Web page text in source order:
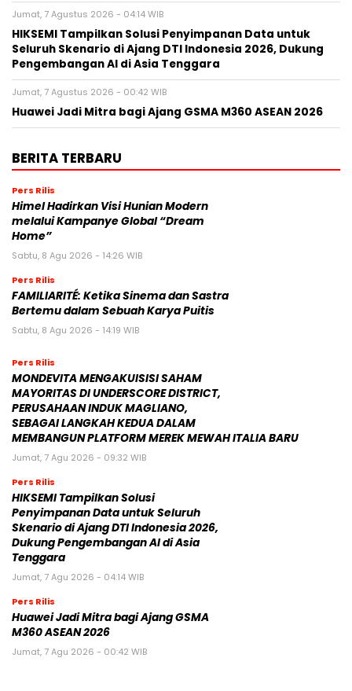
Jumat, 7 Agustus 2026 - 04:14 WIB
HIKSEMI Tampilkan Solusi Penyimpanan Data untuk
Seluruh Skenario di Ajang DTI Indonesia 2026, Dukung
Pengembangan AI di Asia Tenggara
Jumat, 7 Agustus 2026 - 00:42 WIB
Huawei Jadi Mitra bagi Ajang GSMA M360 ASEAN 2026
BERITA TERBARU
Pers Rilis
Himel Hadirkan Visi Hunian Modern
melalui Kampanye Global “Dream
Home”
Sabtu, 8 Agu 2026 - 14:26 WIB
Pers Rilis
FAMILIARITÉ: Ketika Sinema dan Sastra
Bertemu dalam Sebuah Karya Puitis
Sabtu, 8 Agu 2026 - 14:19 WIB
Pers Rilis
MONDEVITA MENGAKUISISI SAHAM
MAYORITAS DI UNDERSCORE DISTRICT,
PERUSAHAAN INDUK MAGLIANO,
SEBAGAI LANGKAH KEDUA DALAM
MEMBANGUN PLATFORM MEREK MEWAH ITALIA BARU
Jumat, 7 Agu 2026 - 09:32 WIB
Pers Rilis
HIKSEMI Tampilkan Solusi
Penyimpanan Data untuk Seluruh
Skenario di Ajang DTI Indonesia 2026,
Dukung Pengembangan AI di Asia
Tenggara
Jumat, 7 Agu 2026 - 04:14 WIB
Pers Rilis
Huawei Jadi Mitra bagi Ajang GSMA
M360 ASEAN 2026
Jumat, 7 Agu 2026 - 00:42 WIB